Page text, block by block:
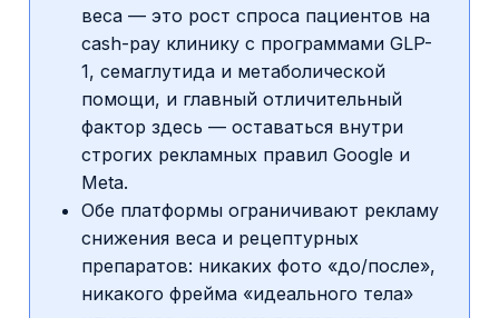
веса — это рост спроса пациентов на
cash-pay клинику с программами GLP-
1, семаглутида и метаболической
помощи, и главный отличительный
фактор здесь — оставаться внутри
строгих рекламных правил Google и
Meta.
Обе платформы ограничивают рекламу
снижения веса и рецептурных
препаратов: никаких фото «до/после»,
никакого фрейма «идеального тела»